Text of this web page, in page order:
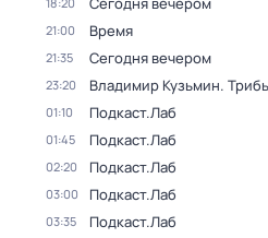
21:00 Время
21:35 Сегодня вечером
23:20 Владимир Кузьмин.
01:10 Подкаст.Лаб
01:45 Подкаст.Лаб
02:20 Подкаст.Лаб
03:00 Подкаст.Лаб
03:35 Подкаст.Лаб